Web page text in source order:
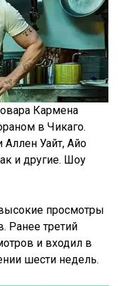
Кармена
в Чикаго.
Уайт, Айо
и другие. Шоу
просмотры
Ранее третий
и входил в
шести недель.